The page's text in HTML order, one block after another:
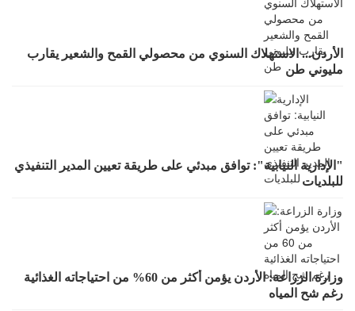
الأردن... الاستهلاك السنوي من محصولي القمح والشعير يقارب
مليوني طن
"الإدارية النيابية": توافق مبدئي على طريقة تعيين المدير التنفيذي
للبلديات
وزارة الزراعة: الأردن يؤمن أكثر من 60% من احتياجاته الغذائية
رغم شح المياه